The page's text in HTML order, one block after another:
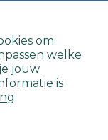
Nederlands
om
welke
jouw
is
.